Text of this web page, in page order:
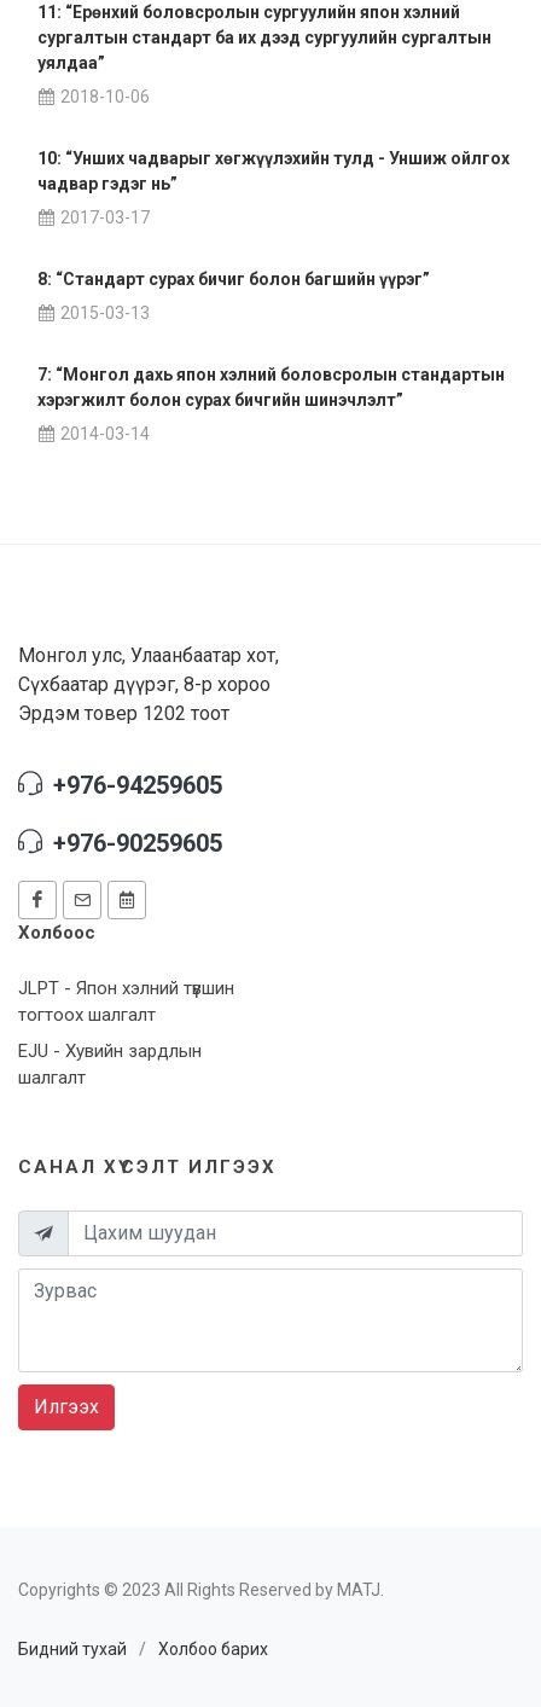
11: “Ерөнхий боловсролын сургуулийн япон хэлний
сургалтын стандарт ба их дээд сургуулийн сургалтын
уялдаа”
2018-10-06
10: “Унших чадварыг хөгжүүлэхийн тулд - Уншиж ойлгох
чадвар гэдэг нь”
2017-03-17
8: “Стандарт сурах бичиг болон багшийн үүрэг”
2015-03-13
7: “Монгол дахь япон хэлний боловсролын стандартын
хэрэгжилт болон сурах бичгийн шинэчлэлт”
2014-03-14
Монгол улс, Улаанбаатар хот,
Сүхбаатар дүүрэг, 8-р хороо
Эрдэм товер 1202 тоот
+976-94259605
+976-90259605
Холбоос
JLPT - Япон хэлний түвшин
тогтоох шалгалт
EJU - Хувийн зардлын
шалгалт
САНАЛ ХҮСЭЛТ ИЛГЭЭХ
Илгээх
Copyrights © 2023 All Rights Reserved by MATJ.
Бидний тухай / Холбоо барих